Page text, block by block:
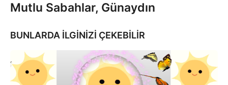
Mutlu Sabahlar, Günaydın
BUNLARDA İLGİNİZİ ÇEKEBİLİR